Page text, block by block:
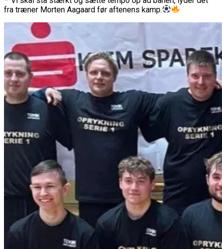
fra træner Morten Aagaard før aftenens kamp.